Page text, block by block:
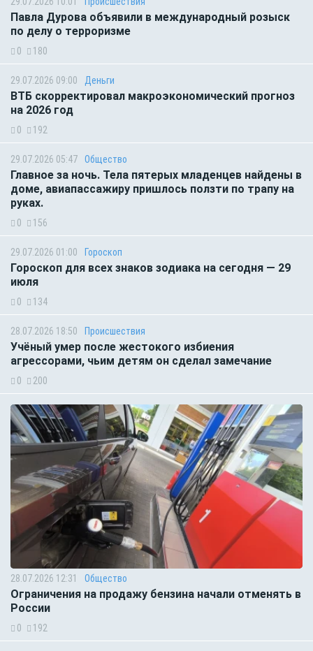
Павла Дурова объявили в международный розыск
по делу о терроризме
0 180
29.07.2026 09:00 Деньги
ВТБ скорректировал макроэкономический прогноз
на 2026 год
0 192
29.07.2026 05:47 Общество
Главное за ночь. Тела пятерых младенцев найдены в
доме, авиапассажиру пришлось ползти по трапу на
руках.
0 156
29.07.2026 01:00 Гороскоп
Гороскоп для всех знаков зодиака на сегодня — 29
июля
0 134
28.07.2026 18:50 Происшествия
Учёный умер после жестокого избиения
агрессорами, чьим детям он сделал замечание
0 200
28.07.2026 12:31 Общество
Ограничения на продажу бензина начали отменять в
России
0 192